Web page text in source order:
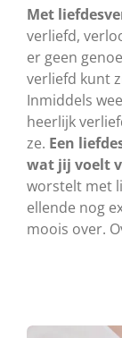
Met
verliefd,
er geen
verliefd kunt
Inmiddels
heerlijk
ze. Een
wat jij voelt
worstelt met
ellende nog
moois over.